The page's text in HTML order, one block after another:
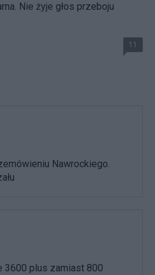
Nie żyje głos przeboju
11
Nawrockiego.
3600 plus zamiast 800